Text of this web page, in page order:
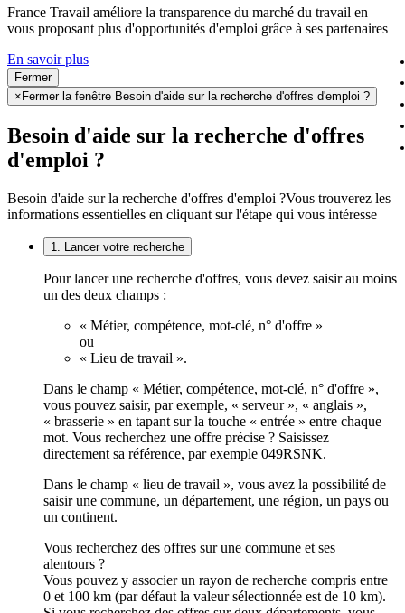
France Travail améliore la transparence du marché du travail en
vous proposant plus d'opportunités d'emploi grâce à ses partenaires
En savoir plus
Fermer
× Fermer la fenêtre Besoin d'aide sur la recherche d'offres d'emploi ?
Besoin d'aide sur la recherche d'offres
d'emploi ?
Besoin d'aide sur la recherche d'offres d'emploi ?Vous trouverez les
informations essentielles en cliquant sur l'étape qui vous intéresse
1. Lancer votre recherche
Pour lancer une recherche d'offres, vous devez saisir au moins
un des deux champs :
« Métier, compétence, mot-clé, n° d'offre »
ou
« Lieu de travail ».
Dans le champ « Métier, compétence, mot-clé, n° d'offre »,
vous pouvez saisir, par exemple, « serveur », « anglais »,
« brasserie » en tapant sur la touche « entrée » entre chaque
mot. Vous recherchez une offre précise ? Saisissez
directement sa référence, par exemple 049RSNK.
Dans le champ « lieu de travail », vous avez la possibilité de
saisir une commune, un département, une région, un pays ou
un continent.
Vous recherchez des offres sur une commune et ses
alentours ?
Vous pouvez y associer un rayon de recherche compris entre
0 et 100 km (par défaut la valeur sélectionnée est de 10 km).